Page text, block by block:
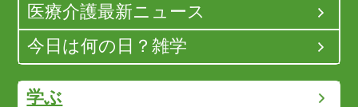
医療介護最新ニュース
今日は何の日？雑学
学ぶ